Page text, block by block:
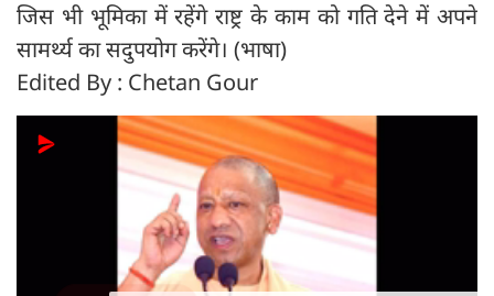
जिस भी भूमिका में रहेंगे राष्ट्र के काम को गति देने में अपने
सामर्थ्य का सदुपयोग करेंगे। (भाषा)
Edited By : Chetan Gour